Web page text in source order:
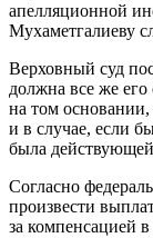
апелляционной
Мухаметгалиеву
Верховный суд
должна все же его
на том основании,
и в случае, если
была
Согласно
произвести
за компенсацией